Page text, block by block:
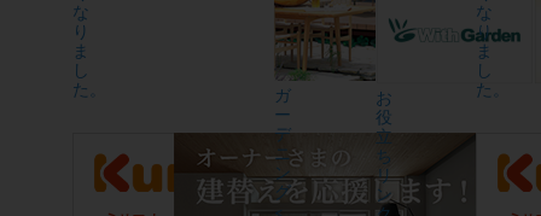
な
り
ま
し
た。
ガ
ー
デ
ニ
ン
グ
<
お
役
立
ち
リ
ン
な
り
ま
し
た。